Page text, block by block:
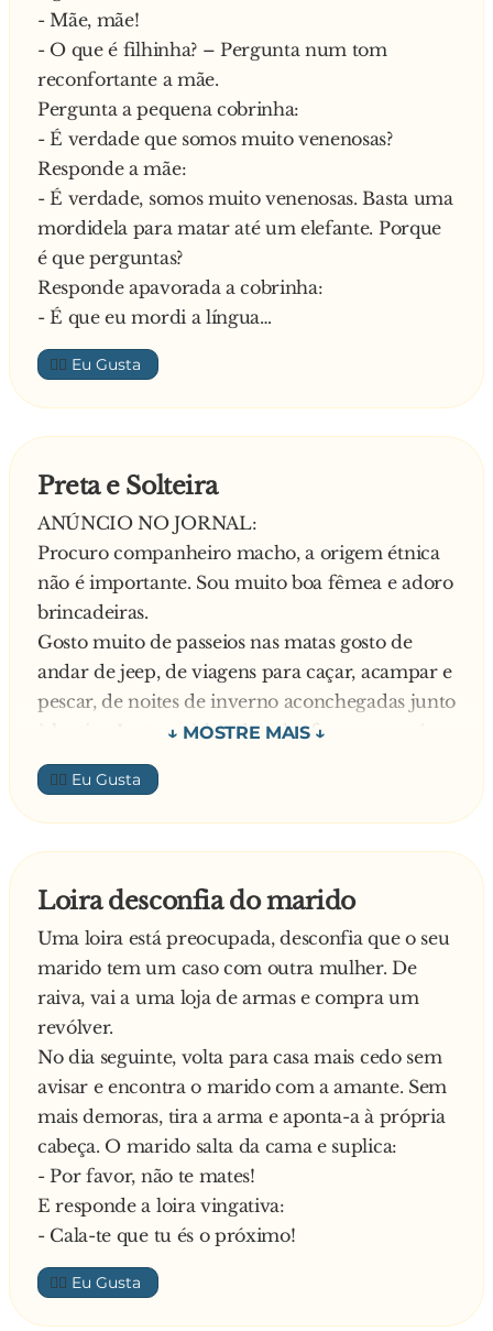
O Índio subiu, entrou no tal quarto e mandou a
menina tirar a roupa e ficar de quatro. Depois,
pegou um pedaço de p**... e começou a bater
no rabo da profissional. Aos gritos a dita cuja
pergunta:
- Índio está maluco? O que você estás a fazer?
E responde o índio:
- Índio está a ver primeiro se tem abelha no
buraco!
- Mãe, mãe!
- O que é filhinha? – Pergunta num tom
reconfortante a mãe.
Pergunta a pequena cobrinha:
- É verdade que somos muito venenosas?
Responde a mãe:
- É verdade, somos muito venenosas. Basta uma
mordidela para matar até um elefante. Porque
é que perguntas?
Responde apavorada a cobrinha:
- É que eu mordi a língua…
👍🏼
Preta e Solteira
ANÚNCIO NO JORNAL:
Procuro companheiro macho, a origem étnica
não é importante. Sou muito boa fêmea e adoro
brincadeiras.
Gosto muito de passeios nas matas gosto de
andar de jeep, de viagens para caçar, acampar e
pescar, de noites de inverno aconchegadas junto
à lareira. Jantares à luz de velas fazem que vá
comer-lhe à mão.
Quando voltar a casa do trabalho esperá-lo-ei à
porta, vestindo apenas o que a natureza me deu.
Telefone para 999999999 e pergunte pela
Aguardo notícias suas
RESULTADO DO ANÚNCIO:
Mais de 15.000 homens deram por si a telefonar
para a Sociedade Protetora dos Animais –
Secção de Caninos…
👍🏼
Loira desconfia do marido
Uma loira está preocupada, desconfia que o seu
marido tem um caso com outra mulher. De
raiva, vai a uma loja de armas e compra um
revólver.
No dia seguinte, volta para casa mais cedo sem
avisar e encontra o marido com a amante. Sem
mais demoras, tira a arma e aponta-a à própria
cabeça. O marido salta da cama e suplica:
- Por favor, não te mates!
E responde a loira vingativa:
- Cala-te que tu és o próximo!
👍🏼